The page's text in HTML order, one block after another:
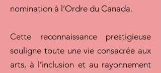
nomination à l’Ordre du Canada.
Cette reconnaissance prestigieuse
souligne toute une vie consacrée aux
arts, à l’inclusion et au rayonnement